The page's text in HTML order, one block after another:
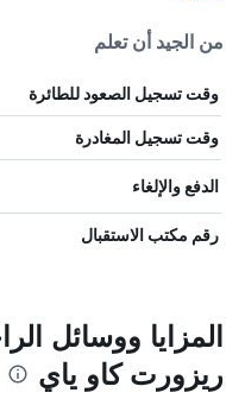
من الجيد أن تعلم
وقت تسجيل الصعود للطائرة
وقت تسجيل المغادرة
الدفع والإلغاء
رقم مكتب الاستقبال
المزايا ووسائل
ريزورت كاو ياي